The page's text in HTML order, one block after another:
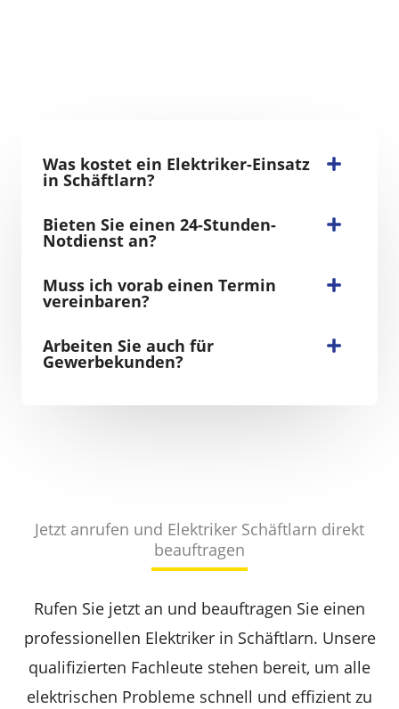
Was kostet ein Elektriker-Einsatz
in Schäftlarn?
Bieten Sie einen 24-Stunden-
Notdienst an?
Muss ich vorab einen Termin
vereinbaren?
Arbeiten Sie auch für
Gewerbekunden?
Jetzt anrufen und Elektriker Schäftlarn direkt
beauftragen
Rufen Sie jetzt an und beauftragen Sie einen
professionellen Elektriker in Schäftlarn. Unsere
qualifizierten Fachleute stehen bereit, um alle
elektrischen Probleme schnell und effizient zu